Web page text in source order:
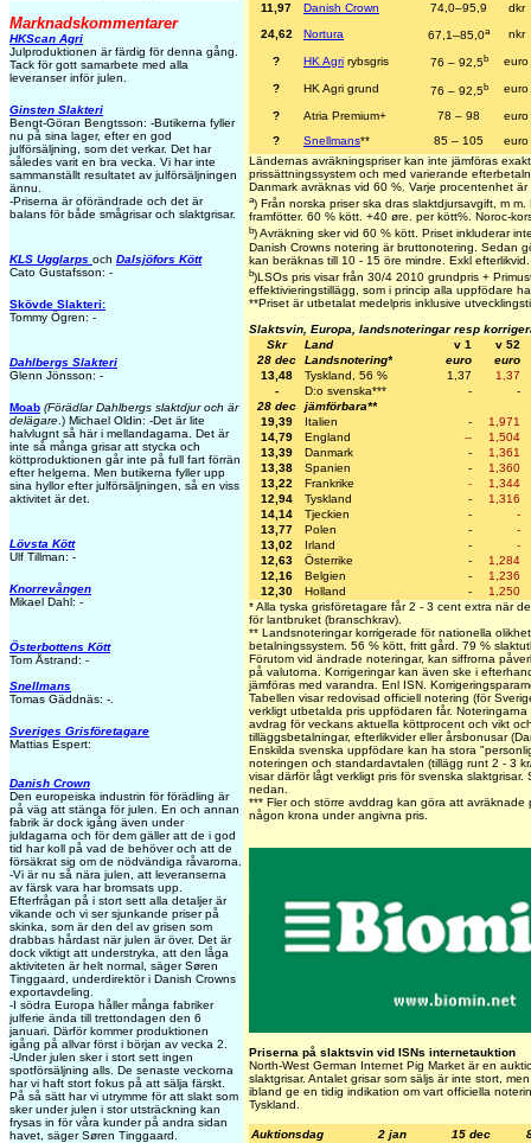
Marknadskommentarer
HKScan Agri
Julproduktionen är färdig för denna gång.
Tack för gott samarbete med alla
leveranser inför julen.
Ginsten Slakteri
Bengt-Göran Bengtsson: -Butikerna fyller
nu på sina lager, efter en god
julförsäljning, som det verkar. Det har
således varit en bra vecka. Vi har inte
sammanställt resultatet av julförsäljningen
ännu.
-Priserna är oförändrade och det är
balans för både smågrisar och slaktgrisar.
KLS Ugglarps och Dalsjöfors Kött
Cato Gustafsson: -
Skövde Slakteri:
Tommy Ögren: -
Dahlbergs Slakteri
Glenn Jönsson: -
Moab (Förädlar Dahlbergs slaktdjur och är
delägare .) Michael Oldin: -Det är lite
halvlugnt så här i mellandagarna. Det är
inte så många grisar att stycka och
köttproduktionen går inte på full fart förrän
efter helgerna. Men butikerna fyller upp
sina hyllor efter julförsäljningen, så en viss
aktivitet är det.
Lövsta Kött
Ulf Tillman: -
Knorrevången
Mikael Dahl: -
Österbottens Kött
Tom Åstrand: -
Snellmans
Tomas Gäddnäs: -.
Sveriges Grisföretagare
Mattias Espert:
Danish Crown
Den europeiska industrin för förädling är
på väg att stänga för julen. En och annan
fabrik är dock igång även under
juldagarna och för dem gäller att de i god
tid har koll på vad de behöver och att de
försäkrat sig om de nödvändiga råvarorna.
-Vi är nu så nära julen, att leveranserna
av färsk vara har bromsats upp.
Efterfrågan på i stort sett alla detaljer är
vikande och vi ser sjunkande priser på
skinka, som är den del av grisen som
drabbas hårdast när julen är över. Det är
dock viktigt att understryka, att den låga
aktiviteten är helt normal, säger Søren
Tinggaard, underdirektör i Danish Crowns
exportavdeling.
-I södra Europa håller många fabriker
julferie ända till trettondagen den 6
januari. Därför kommer produktionen
igång på allvar först i början av vecka 2.
-Under julen sker i stort sett ingen
spotförsäljning alls. De senaste veckorna
har vi haft stort fokus på att sälja färskt.
På så sätt har vi utrymme för att slakt som
sker under julen i stor utsträckning kan
frysas in för våra kunder på andra sidan
havet, säger Søren Tinggaard.
11,97
Danish Crown 74,0–95,9
dkr
24,62
Nortura 67,1–85,0a nkr
? HK Agri rybsgris 76 – 92,5b euro
? HK Agri grund 76 – 92,5b euro
? Atria Premium+ 78 – 98
euro
?
Snellmans** 85 – 105
euro
Ländernas avräkningspriser kan inte jämföras
prissättningssystem och med varierande
Danmark avräknas vid 60 %. Varje procentenhet
a) Från norska priser ska dras slaktdjursavgift, m
framfötter. 60 % kött. +40 øre. per kött%. Noroc-
b) Avräkning sker vid 60 % kött. Priset inkluderar
Danish Crowns notering är bruttonotering. Sedan
kan beräknas till 10 - 15 öre mindre. Exkl efterlikvid.
b)LSOs pris visar från 30/4 2010 grundpris +
effektivieringstillägg, som i princip alla uppfödare
**Priset är utbetalat medelpris inklusive
Slaktsvin, Europa, landsnoteringar resp
Skr
Land v 1
v 52
28 dec
Landsnotering* euro
euro
13,48
Tyskland, 56 % 1,37
1,37
-
D:o svenska*** -
-
28 dec
jämförbara**
19,39
Italien -
1,971
14,79
England --
1,504
13,39
Danmark -
1,361
13,38
Spanien -
1,360
13,22
Frankrike -
1,344
12,94
Tyskland -
1,316
14,14
Tjeckien -
-
13,77
Polen -
-
13,02
Irland -
-
12,63
Österrike -
1,284
12,16
Belgien -
1,236
12,30
Holland -
1,250
* Alla tyska grisföretagare får 2 - 3 cent extra när
för lantbruket (branschkrav).
** Landsnoteringar korrigerade för nationella
betalningssystem. 56 % kött, fritt gård. 79 %
Förutom vid ändrade noteringar, kan siffrorna
på valutorna. Korrigeringar kan även ske i
jämföras med varandra. Enl ISN.
Tabellen visar redovisad officiell notering (för
verkligt utbetalda pris uppfödaren får. Noteringarna
avdrag för veckans aktuella köttprocent och vikt
tilläggsbetalningar, efterlikvider eller årsbonusar
Enskilda svenska uppfödare kan ha stora
noteringen och standardavtalen (tillägg runt 2 - 3
visar därför lågt verkligt pris för svenska
nedan.
*** Fler och större avddrag kan göra att avräknade
någon krona under angivna pris.
Priserna på slaktsvin vid ISNs internetauktion
North-West German Internet Pig Market är en
slaktgrisar. Antalet grisar som säljs är inte stort,
ibland ge en tidig indikation om vart officiella
Tyskland.
Auktionsdag 2 jan 15 dec